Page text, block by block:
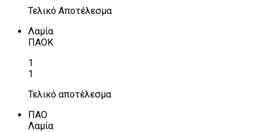
Τελικό Αποτέλεσμα
Λαμία
ΠΑΟΚ
1
1
Τελικό αποτέλεσμα
ΠΑΟ
Λαμία